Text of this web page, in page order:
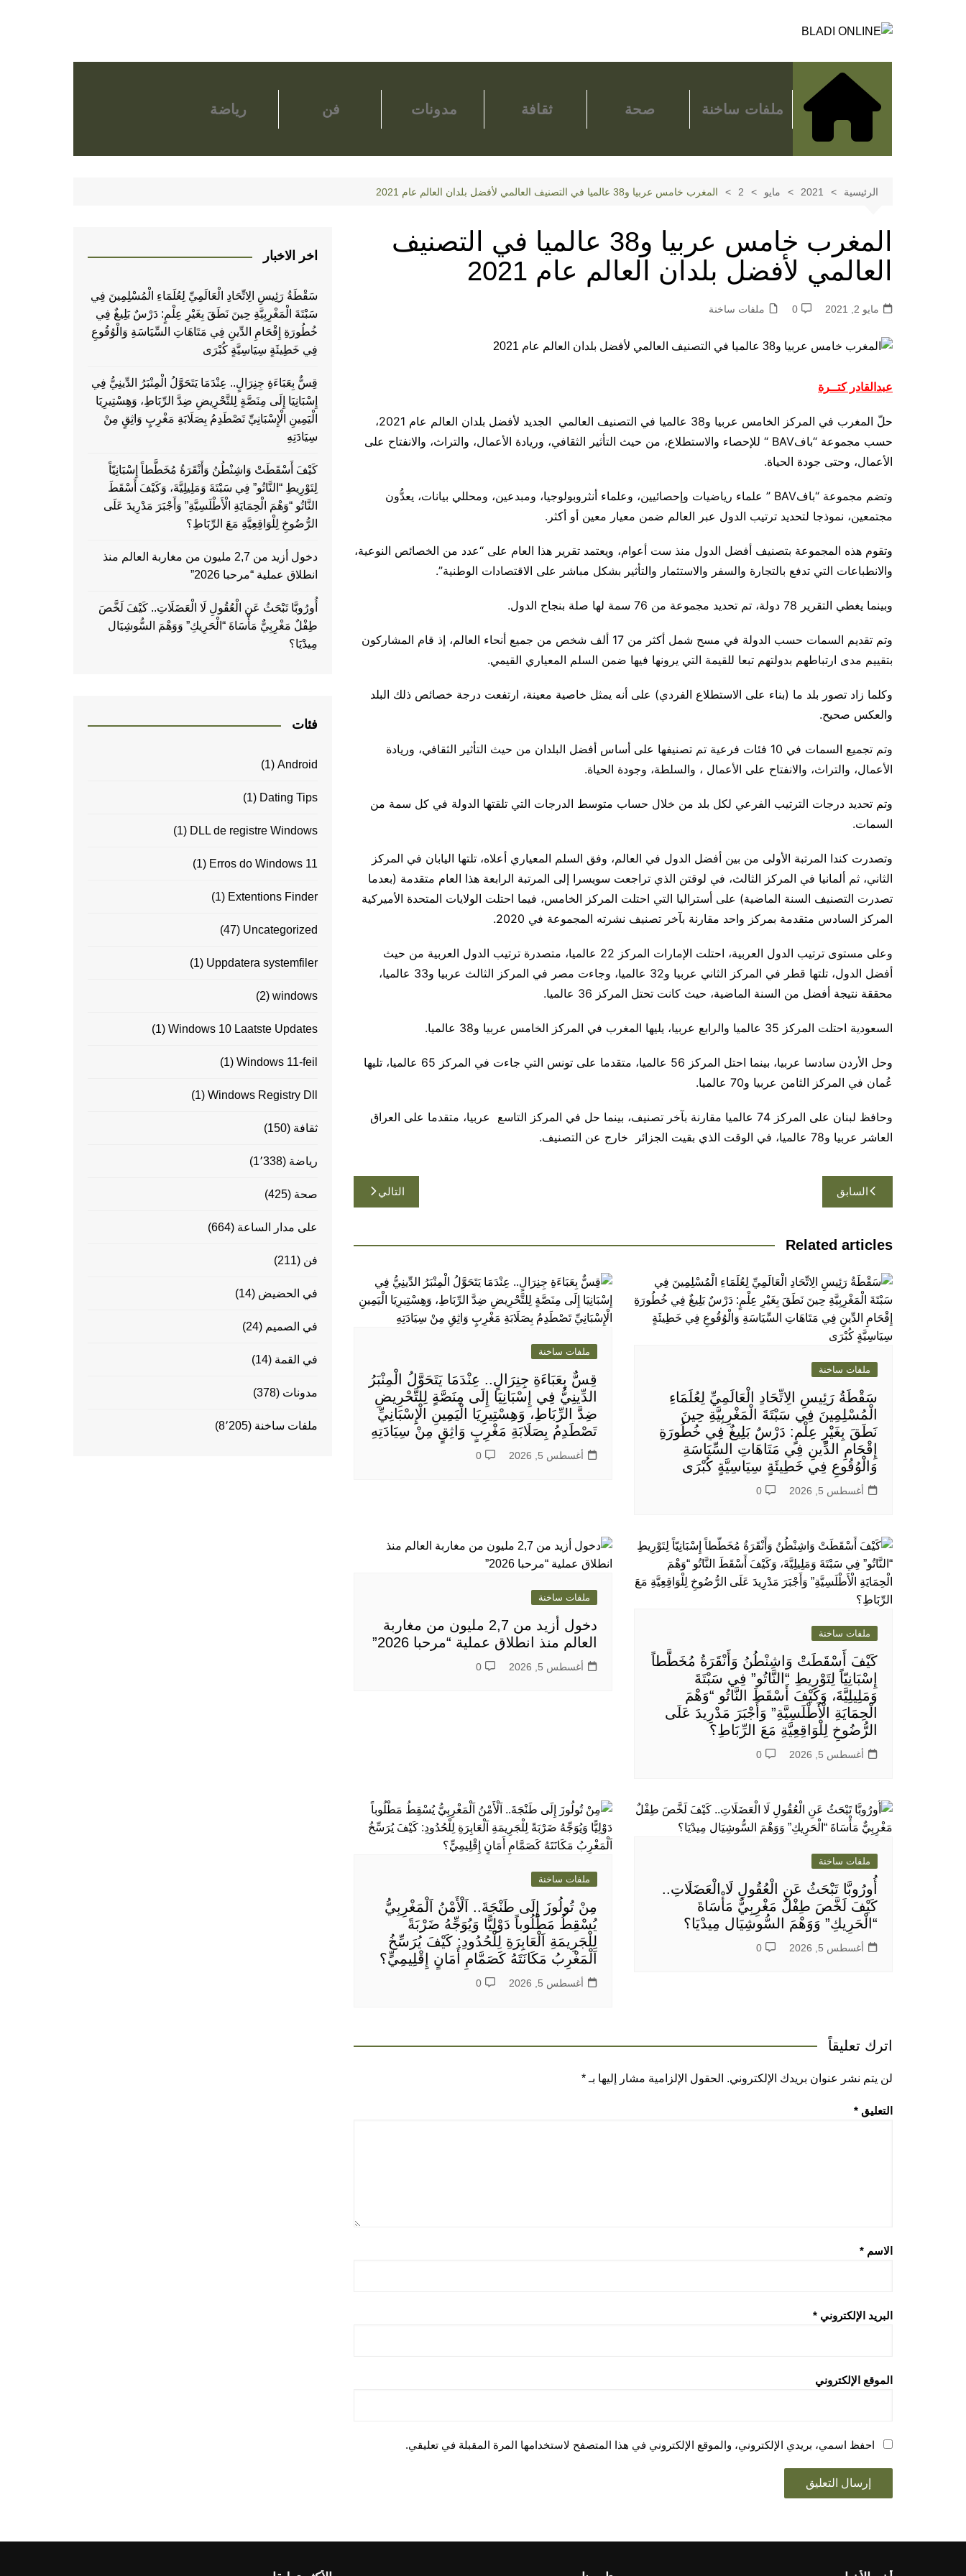
ملفات ساخنة صحة ثقافة مدونات فن رياضة
الرئيسية 2021 مايو 2 المغرب خامس عربيا و38 عالميا في التصنيف العالمي لأفضل بلدان العالم عام 2021
المغرب خامس عربيا و38 عالميا في التصنيف
العالمي لأفضل بلدان العالم عام 2021
مايو 2, 2021 0 ملفات ساخنة
عبدالقادر كتــرة
حلّ المغرب في المركز الخامس عربيا و38 عالميا في التصنيف العالمي الجديد لأفضل بلدان العالم عام 2021،
حسب مجموعة “بافBAV
“ للإحصاء والاستطلاع، من حيث التأثير الثقافي، وريادة الأعمال، والتراث، والانفتاح على
الأعمال، وحتى جودة الحياة.
وتضم مجموعة “بافBAV ” علماء رياضيات وإحصائيين، وعلماء أنثروبولوجيا، ومبدعين، ومحللي بيانات، يعدُّون
مجتمعين، نموذجا لتحديد ترتيب الدول عبر العالم ضمن معيار معين أو أكثر .
وتقوم هذه المجموعة بتصنيف أفضل الدول منذ ست أعوام، ويعتمد تقرير هذا العام على “عدد من الخصائص النوعية،
والانطباعات التي تدفع بالتجارة والسفر والاستثمار والتأثير بشكل مباشر على الاقتصادات الوطنية”.
وبينما يغطي التقرير 78 دولة، تم تحديد مجموعة من 76 سمة لها صلة بنجاح الدول .
وتم تقديم السمات حسب الدولة في مسح شمل أكثر من 17 ألف شخص من جميع أنحاء العالم، إذ قام المشاركون
بتقييم مدى ارتباطهم بدولتهم تبعا للقيمة التي يرونها فيها ضمن السلم المعياري القيمي.
وكلما زاد تصور بلد ما (بناء على الاستطلاع الفردي) على أنه يمثل خاصية معينة، ارتفعت درجة خصائص ذلك البلد
والعكس صحيح.
وتم تجميع السمات في 10 فئات فرعية تم تصنيفها على أساس أفضل البلدان من حيث التأثير الثقافي، وريادة
الأعمال، والتراث، والانفتاح على الأعمال ، والسلطة، وجودة الحياة.
وتم تحديد درجات الترتيب الفرعي لكل بلد من خلال حساب متوسط الدرجات التي تلقتها الدولة في كل سمة من
السمات.
وتصدرت كندا المرتبة الأولى من بين أفضل الدول في العالم، وفق السلم المعياري أعلاه، تلتها اليابان في المركز
الثاني، ثم ألمانيا في المركز الثالث، في لوقتن الذي تراجعت سويسرا إلى المرتبة الرابعة هذا العام متقدمة (بعدما
تصدرت التصنيف السنة الماضية) على أستراليا التي احتلت المركز الخامس، فيما احتلت الولايات المتحدة الأميركية
المركز السادس متقدمة بمركز واحد مقارنة بآخر تصنيف نشرته المجموعة في 2020
.
وعلى مستوى ترتيب الدول العربية، احتلت الإمارات المركز 22 عالميا، متصدرة ترتيب الدول العربية من حيث
أفضل الدول، تلتها قطر في المركز الثاني عربيا و32 عالميا، وجاءت مصر في المركز الثالث عربيا و33 عالميا،
محققة نتيجة أفضل من السنة الماضية، حيث كانت تحتل المركز 36 عالميا
.
السعودية احتلت المركز 35 عالميا والرابع عربيا، يليها المغرب في المركز الخامس عربيا و38 عالميا .
وحل الأردن سادسا عربيا، بينما احتل المركز 56 عالميا، متقدما على تونس التي جاءت في المركز 65 عالميا، تليها
عُمان في المركز الثامن عربيا و70 عالميا
.
وحافظ لبنان على المركز 74 عالميا مقارنة بآخر تصنيف، بينما حل في المركز التاسع عربيا، متقدما على العراق
العاشر عربيا و78 عالميا، في الوقت الذي بقيت الجزائر خارج عن التصنيف.
تصفّح
المقالات
السابق التالي
Related articles
ملفات ساخنة
سَقْطَةُ رَئِيسِ الِاتِّحَادِ الْعَالَمِيِّ لِعُلَمَاءِ
الْمُسْلِمِينَ فِي سَبْتَةَ الْمَغْرِبِيَّةِ حِينَ
نَطَقَ بِغَيْرِ عِلْمٍ: دَرْسٌ بَلِيغٌ فِي خُطُورَةِ
إِقْحَامِ الدِّينِ فِي مَتَاهَاتِ السِّيَاسَةِ
وَالْوُقُوعِ فِي خَطِيئَةٍ سِيَاسِيَّةٍ كُبْرَى
أغسطس 5, 2026 0
ملفات ساخنة
قِسٌّ بِعَبَاءَةِ جِنِرَالٍ.. عِنْدَمَا يَتَحَوَّلُ الْمِنْبَرُ
الدِّينِيُّ فِي إِسْبَانِيَا إِلَى مِنَصَّةٍ لِلتَّحْرِيضِ
ضِدَّ الرِّبَاطِ، وَهِسْتِيرِيَا الْيَمِينِ الْإِسْبَانِيِّ
تَصْطَدِمُ بِصَلَابَةِ مَغْرِبٍ وَاثِقٍ مِنْ سِيَادَتِهِ
أغسطس 5, 2026 0
ملفات ساخنة
كَيْفَ أَسْقَطَتْ وَاشِنْطُنُ وَأَنْقَرَةُ مُخَطَّطاً
إِسْبَانِيّاً لِتَوْرِيطِ “النَّاتُو” فِي سَبْتَةَ
وَمَلِيلِيَّةَ، وَكَيْفَ أَسْقَطَ النَّاتُو “وَهْمَ
الْحِمَايَةِ الْأَطْلَسِيَّةِ” وَأَجْبَرَ مَدْرِيدَ عَلَى
الرُّضُوخِ لِلْوَاقِعِيَّةِ مَعَ الرِّبَاطِ؟
أغسطس 5, 2026 0
ملفات ساخنة
دخول أزيد من 2,7 مليون من مغاربة
العالم منذ انطلاق عملية “مرحبا 2026”
أغسطس 5, 2026 0
ملفات ساخنة
أُورُوبَّا تَبْحَثُ عَنِ الْعُقُولِ لَا الْعَضَلَاتِ..
كَيْفَ لَخَّصَ طِفْلٌ مَغْرِبِيٌّ مَأْسَاةَ
“الْحَرِيكِ” وَوَهْمَ السُّوشِيَال مِيدْيَا؟
أغسطس 5, 2026 0
ملفات ساخنة
مِنْ تُولُوزَ إِلَى طَنْجَةَ.. اَلْأَمْنُ اَلْمَغْرِبِيُّ
يُسْقِطُ مَطْلُوباً دَوْلِيًّا وَيُوَجِّهُ ضَرْبَةً
لِلْجَرِيمَةِ اَلْعَابِرَةِ لِلْحُدُودِ: كَيْفَ يُرَسِّخُ
اَلْمَغْرِبُ مَكَانَتَهُ كَصَمَّامِ أَمَانٍ إِقْلِيمِيٍّ؟
أغسطس 5, 2026 0
اترك تعليقاً
لن يتم نشر عنوان بريدك الإلكتروني. الحقول الإلزامية مشار إليها بـ *
التعليق *
الاسم *
البريد الإلكتروني *
الموقع الإلكتروني
احفظ اسمي، بريدي الإلكتروني، والموقع الإلكتروني في هذا المتصفح لاستخدامها المرة المقبلة في تعليقي.
اخر الاخبار
سَقْطَةُ رَئِيسِ الِاتِّحَادِ الْعَالَمِيِّ لِعُلَمَاءِ الْمُسْلِمِينَ فِي
سَبْتَةَ الْمَغْرِبِيَّةِ حِينَ نَطَقَ بِغَيْرِ عِلْمٍ: دَرْسٌ بَلِيغٌ فِي
خُطُورَةِ إِقْحَامِ الدِّينِ فِي مَتَاهَاتِ السِّيَاسَةِ وَالْوُقُوعِ
فِي خَطِيئَةٍ سِيَاسِيَّةٍ كُبْرَى
قِسٌّ بِعَبَاءَةِ جِنِرَالٍ.. عِنْدَمَا يَتَحَوَّلُ الْمِنْبَرُ الدِّينِيُّ فِي
إِسْبَانِيَا إِلَى مِنَصَّةٍ لِلتَّحْرِيضِ ضِدَّ الرِّبَاطِ، وَهِسْتِيرِيَا
الْيَمِينِ الْإِسْبَانِيِّ تَصْطَدِمُ بِصَلَابَةِ مَغْرِبٍ وَاثِقٍ مِنْ
سِيَادَتِهِ
كَيْفَ أَسْقَطَتْ وَاشِنْطُنُ وَأَنْقَرَةُ مُخَطَّطاً إِسْبَانِيّاً
لِتَوْرِيطِ “النَّاتُو” فِي سَبْتَةَ وَمَلِيلِيَّةَ، وَكَيْفَ أَسْقَطَ
النَّاتُو “وَهْمَ الْحِمَايَةِ الْأَطْلَسِيَّةِ” وَأَجْبَرَ مَدْرِيدَ عَلَى
الرُّضُوخِ لِلْوَاقِعِيَّةِ مَعَ الرِّبَاطِ؟
دخول أزيد من 2,7 مليون من مغاربة العالم منذ
انطلاق عملية “مرحبا 2026”
أُورُوبَّا تَبْحَثُ عَنِ الْعُقُولِ لَا الْعَضَلَاتِ.. كَيْفَ لَخَّصَ
طِفْلٌ مَغْرِبِيٌّ مَأْسَاةَ “الْحَرِيكِ” وَوَهْمَ السُّوشِيَال
مِيدْيَا؟
فئات
Android
(1)
Dating Tips
(1)
DLL de registre Windows
(1)
Erros do Windows 11
(1)
Extentions Finder
(1)
Uncategorized
(47)
Uppdatera systemfiler
(1)
windows
(2)
Windows 10 Laatste Updates
(1)
Windows 11-feil
(1)
Windows Registry Dll
(1)
ثقافة (150)
رياضة (1٬338)
صحة (425)
على مدار الساعة (664)
فن (211)
في الحضيض (14)
في الصميم (24)
في القمة (14)
مدونات (378)
ملفات ساخنة (8٬205)